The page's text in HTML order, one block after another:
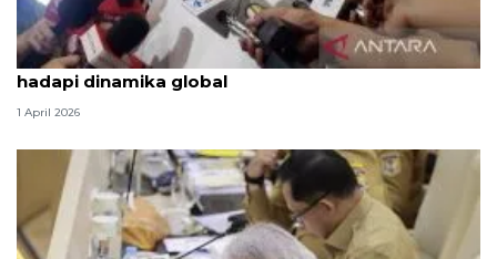
Komisi VI DPR: BBM tak naik bukti Prabowo siap
hadapi dinamika global
1 April 2026